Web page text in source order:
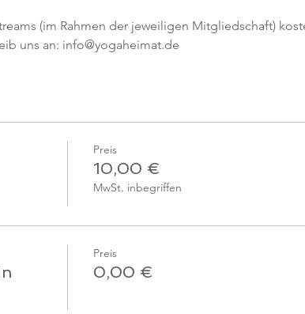
(im Rahmen der jeweiligen Mitgliedschaft)
uns an: info@yogaheimat.de
Preis
10,00 €
MwSt. inbegriffen
Preis
0,00 €